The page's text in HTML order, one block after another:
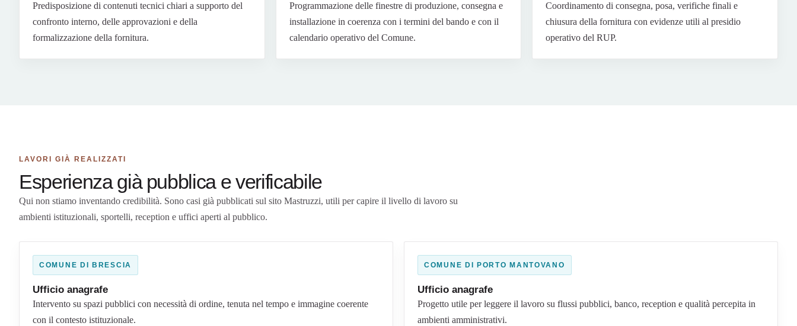
Predisposizione di contenuti tecnici chiari a supporto del
confronto interno, delle approvazioni e della
formalizzazione della fornitura.
Programmazione delle finestre di produzione, consegna e
installazione in coerenza con i termini del bando e con il
calendario operativo del Comune.
Coordinamento di consegna, posa, verifiche finali e
chiusura della fornitura con evidenze utili al presidio
operativo del RUP.
LAVORI GIÀ REALIZZATI
Esperienza già pubblica e verificabile
Qui non stiamo inventando credibilità. Sono casi già pubblicati sul sito Mastruzzi, utili per capire il livello di lavoro su
ambienti istituzionali, sportelli, reception e uffici aperti al pubblico.
COMUNE DI BRESCIA
Ufficio anagrafe
Intervento su spazi pubblici con necessità di ordine, tenuta nel tempo e immagine coerente
con il contesto istituzionale.
COMUNE DI PORTO MANTOVANO
Ufficio anagrafe
Progetto utile per leggere il lavoro su flussi pubblici, banco, reception e qualità percepita in
ambienti amministrativi.